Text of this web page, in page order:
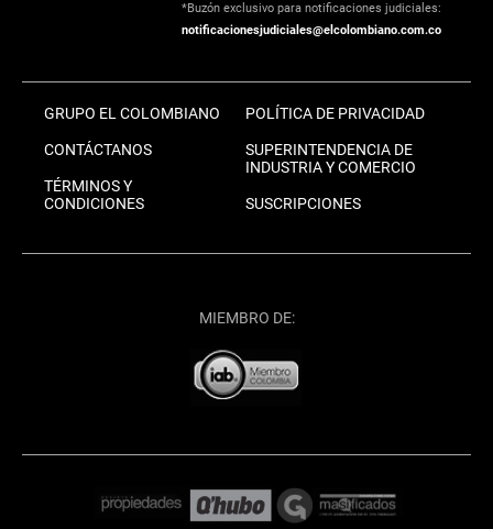
*Buzón exclusivo para notificaciones judiciales:
notificacionesjudiciales@elcolombiano.com.co
GRUPO EL COLOMBIANO
CONTÁCTANOS
TÉRMINOS Y
CONDICIONES
POLÍTICA DE PRIVACIDAD
SUPERINTENDENCIA DE
INDUSTRIA Y COMERCIO
SUSCRIPCIONES
MIEMBRO DE: